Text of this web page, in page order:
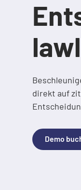
direkt auf
Demo